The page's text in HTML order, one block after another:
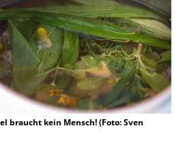
braucht kein Mensch! (Foto: Sven